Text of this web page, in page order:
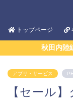
トップページ
秋田内陸
アプリ・サービス PR
【セール